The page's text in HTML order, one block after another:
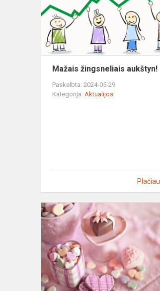
Mažais žingsneliais aukštyn!
Paskelbta: 2024-05-29
Kategorija: Aktualijos
Plačiau